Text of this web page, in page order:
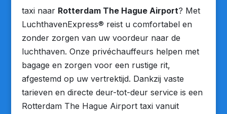
taxi naar Rotterdam The Hague Airport? Met
LuchthavenExpress® reist u comfortabel en
zonder zorgen van uw voordeur naar de
luchthaven. Onze privéchauffeurs helpen met
bagage en zorgen voor een rustige rit,
afgestemd op uw vertrektijd. Dankzij vaste
tarieven en directe deur-tot-deur service is een
Rotterdam The Hague Airport taxi vanuit